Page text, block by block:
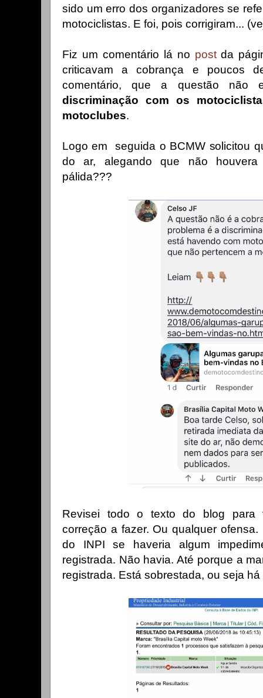
sido um erro dos organizadores se
motociclistas. E foi, pois corrigiram...
Fiz um comentário lá no postda
criticavam a cobrança e poucos
comentário, que a questão
discriminação com os
motoclubes.
Logo em seguida o BCMW solicitou
do ar, alegando que não houvera
pálida???
Revisei todo o texto do blog para
correção a fazer. Ou qualquer
do INPI se haveria algum
registrada. Não havia. Até porque a
registrada. Está sobrestada, ou seja